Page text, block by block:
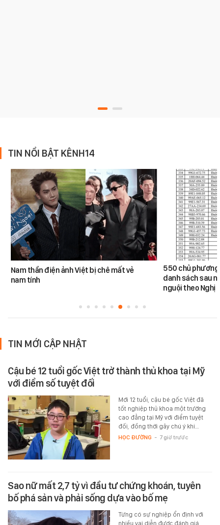
TIN NỔI BẬT KÊNH14
Nam thần điện ảnh Việt bị chê mất vẻ
nam tính
550 chủ
danh sách sau
nguội theo Nghị
TIN MỚI CẬP NHẬT
Cậu bé 12 tuổi gốc Việt trở thành thủ khoa tại Mỹ
với điểm số tuyệt đối
Mới 12 tuổi, cậu bé gốc Việt đã
tốt nghiệp thủ khoa một trường
cao đẳng tại Mỹ với điểm tuyệt
đối, đồng thời gây chú ý khi…
HỌC ĐƯỜNG - 7 giờ trước
Sao nữ mất 2,7 tỷ vì đầu tư chứng khoán, tuyên
bố phá sản và phải sống dựa vào bố mẹ
Từng có sự nghiệp ổn định với
nhiều vai diễn được đánh giá